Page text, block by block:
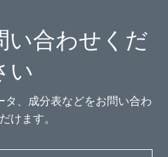
い合わせくだ
い
、成分表などをお問い合わ
けます。